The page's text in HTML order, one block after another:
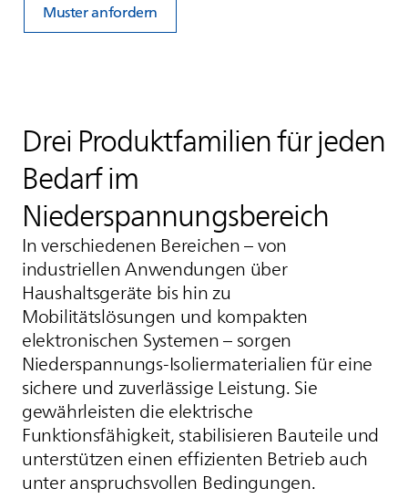
Muster anfordern
Drei Produktfamilien für jeden
Bedarf im
Niederspannungsbereich
In verschiedenen Bereichen – von
industriellen Anwendungen über
Haushaltsgeräte bis hin zu
Mobilitätslösungen und kompakten
elektronischen Systemen – sorgen
Niederspannungs-Isoliermaterialien für eine
sichere und zuverlässige Leistung. Sie
gewährleisten die elektrische
Funktionsfähigkeit, stabilisieren Bauteile und
unterstützen einen effizienten Betrieb auch
unter anspruchsvollen Bedingungen.